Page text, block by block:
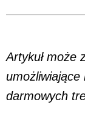
Artykuł może
umożliwiające
darmowych